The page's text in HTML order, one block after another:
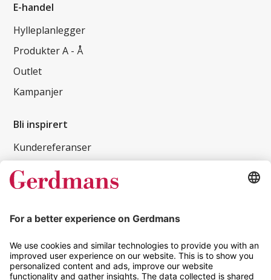
E-handel
Hylleplanlegger
Produkter A - Å
Outlet
Kampanjer
Bli inspirert
Kundereferanser
Magasin
Tips og guider
Kontakt
info@gerdmans.no
67 80 56 20